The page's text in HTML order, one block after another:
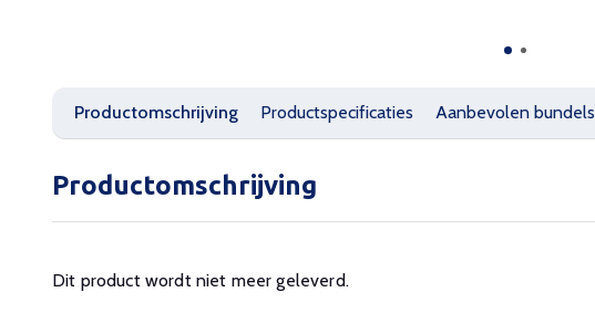
Productomschrijving Productspecificaties Aanbevolen bundels
Productomschrijving
Dit product wordt niet meer geleverd.